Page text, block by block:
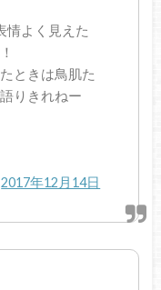
情よく見えた
ときは鳥肌た
りきれねー
2017年12月14日